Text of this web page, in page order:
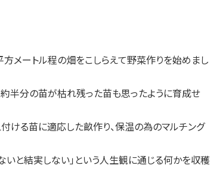
メートル程の畑をこしらえて野菜作りを始めまし
半分の苗が枯れ残った苗も思ったように育成せ
ける苗に適応した畝作り、保温の為のマルチング
と結実しない」という人生観に通じる何かを収穫